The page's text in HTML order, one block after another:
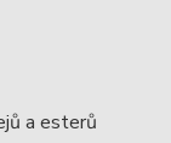
a esterů